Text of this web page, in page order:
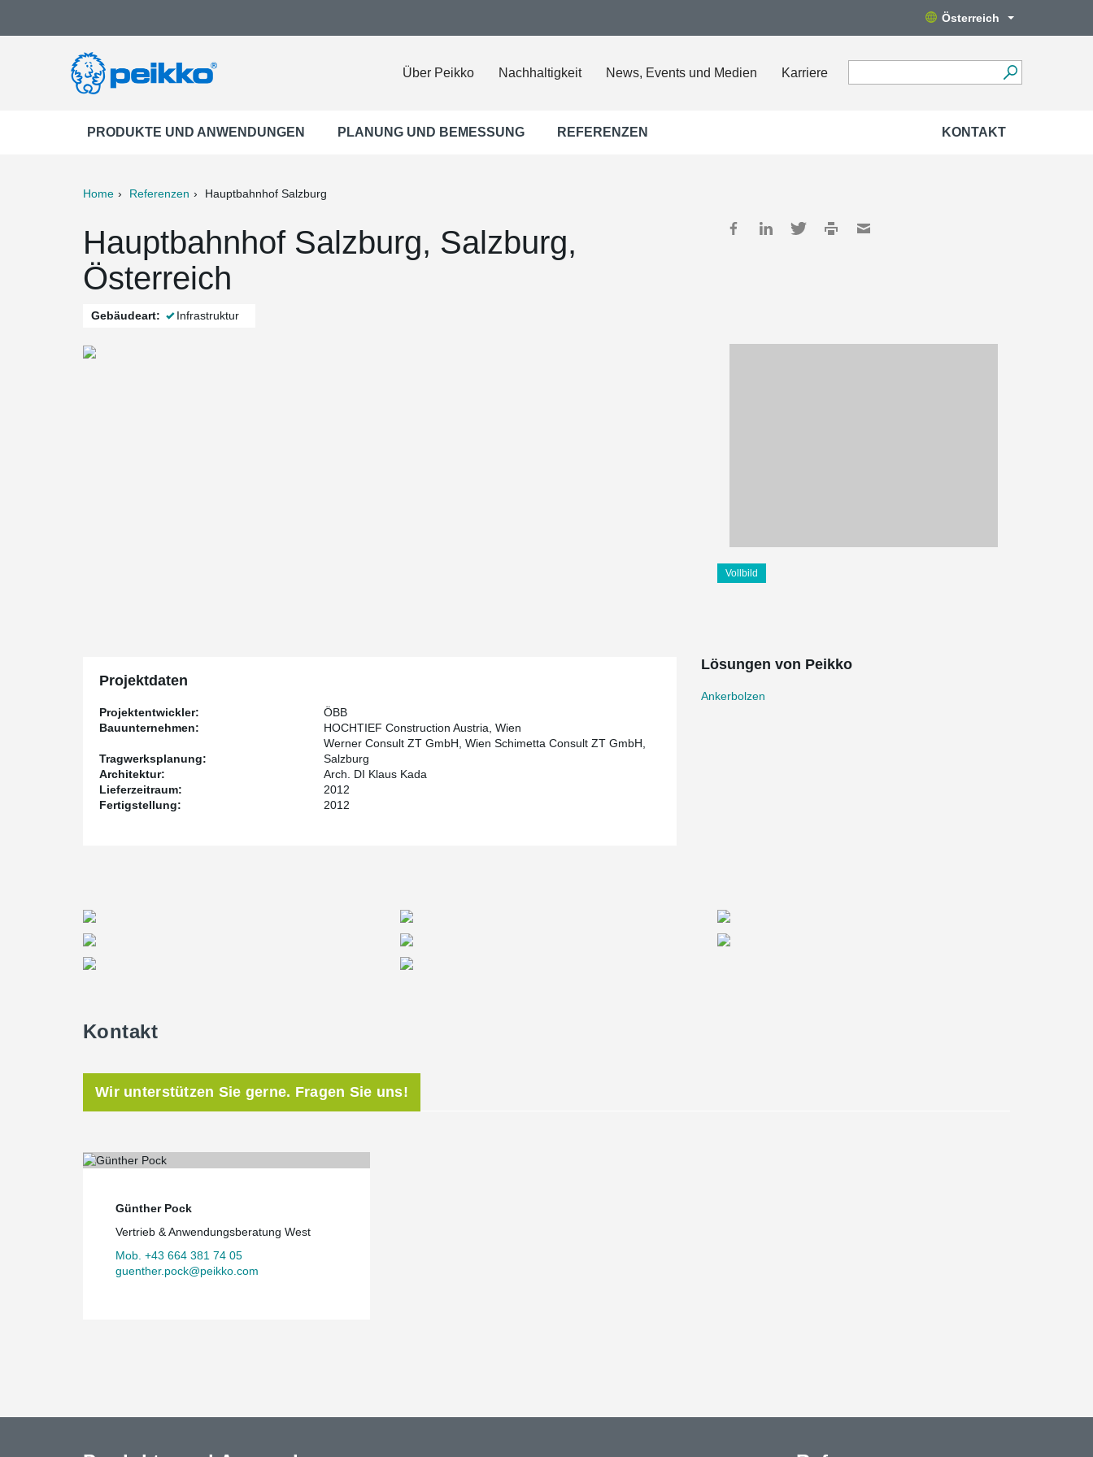
Österreich
Über Peikko Nachhaltigkeit News, Events und Medien Karriere
PRODUKTE UND ANWENDUNGEN PLANUNG UND BEMESSUNG REFERENZEN KONTAKT
Home Referenzen Hauptbahnhof Salzburg
Hauptbahnhof Salzburg, Salzburg,
Österreich
Gebäudeart: Infrastruktur
Vollbild
Projektdaten
Projektentwickler:
ÖBB
Bauunternehmen:
HOCHTIEF Construction Austria, Wien
Tragwerksplanung:
Werner Consult ZT GmbH, Wien Schimetta Consult ZT GmbH,
Salzburg
Architektur:
Arch. DI Klaus Kada
Lieferzeitraum:
2012
Fertigstellung:
2012
Lösungen von Peikko
Ankerbolzen
Kontakt
Wir unterstützen Sie gerne. Fragen Sie uns!
Günther Pock
Vertrieb & Anwendungsberatung West
Mob. +43 664 381 74 05
guenther.pock@peikko.com